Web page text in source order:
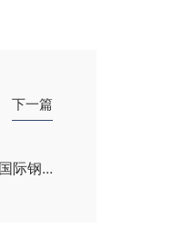
下一篇
际钢...